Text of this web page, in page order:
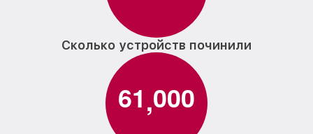
Сколько устройств починили
61,000